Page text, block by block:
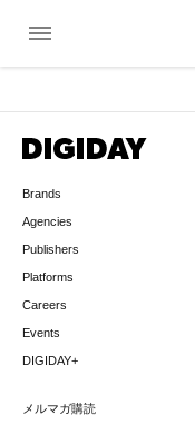
menu
Brands
Agencies
Publishers
Platforms
Careers
Events
DIGIDAY+
メルマガ購読